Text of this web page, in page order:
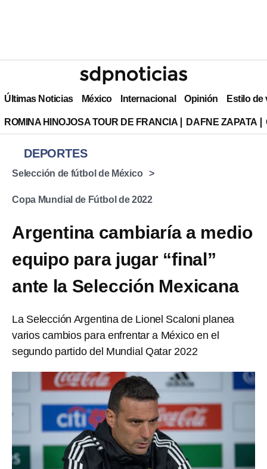
Últimas Noticias México Internacional Opinión Estilo de
ROMINA HINOJOSA TOUR DE FRANCIA DAFNE ZAPATA
DEPORTES
Selección de fútbol de México
Copa Mundial de Fútbol de 2022
Argentina cambiaría a medio
equipo para jugar “final”
ante la Selección Mexicana
La Selección Argentina de Lionel Scaloni planea
varios cambios para enfrentar a México en el
segundo partido del Mundial Qatar 2022